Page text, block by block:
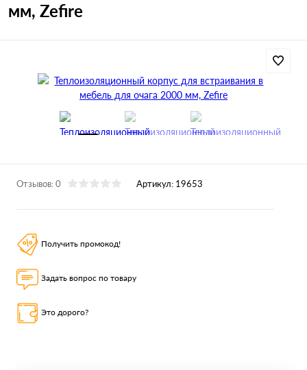
мм, Zefire
Отзывов: 0 Артикул: 19653
Получить промокод!
Задать вопрос по товару
Это дорого?